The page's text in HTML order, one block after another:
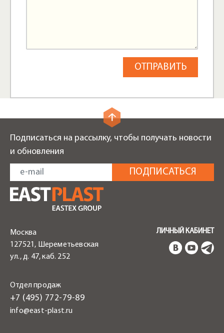
Подписаться на рассылку, чтобы получать новости
и обновления
Москва
127521, Шереметьевская
ул., д. 47, каб. 252
Отдел продаж
+7 (495) 772-79-89
info@east-plast.ru
ЛИЧНЫЙ КАБИНЕТ